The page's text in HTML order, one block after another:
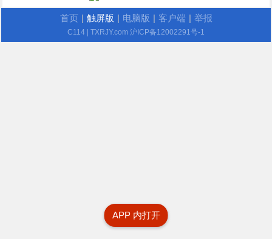
APP 内打开
首页 触屏版 电脑版 客户端 举报
C114 | TXRJY.com 沪ICP备12002291号-1